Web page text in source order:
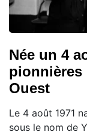
Née un 4
pionnières
Ouest
Le 4 août 1971
sous le nom de